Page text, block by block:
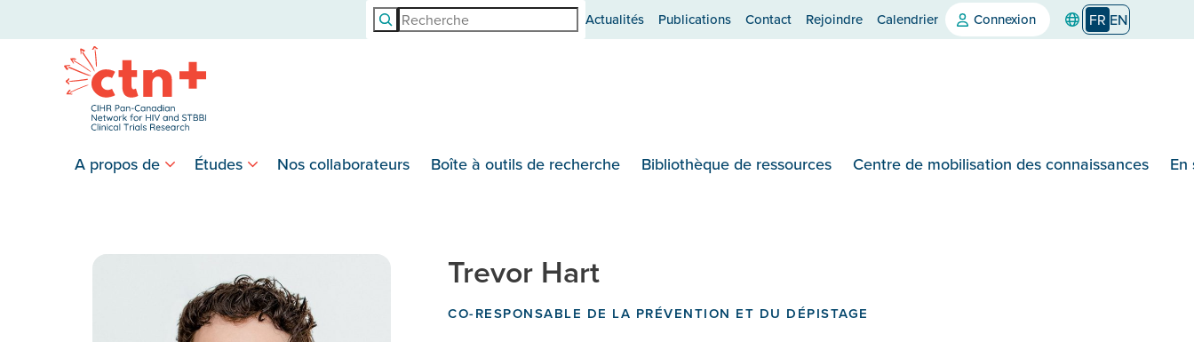
Recherche Actualités Publications Contact Rejoindre Calendrier Connexion FR EN
A propos de Études Nos collaborateurs Boîte à outils de recherche Bibliothèque de ressources Centre de mobilisation des connaissances En
Trevor Hart
CO-RESPONSABLE DE LA PRÉVENTION ET DU DÉPISTAGE